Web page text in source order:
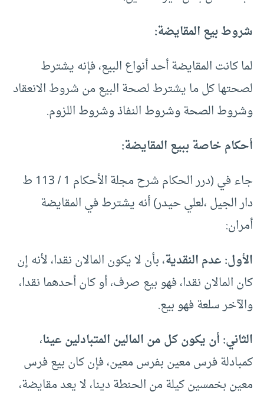
شروط بيع المقايضة:
لما كانت المقايضة أحد أنواع البيع، فإنه يشترط
لصحتها كل ما يشترط لصحة البيع من شروط الانعقاد
وشروط الصحة وشروط النفاذ وشروط اللزوم.
أحكام خاصة ببيع المقايضة:
جاء في (درر الحكام شرح مجلة الأحكام 1 / 113 ط
دار الجيل ،لعلي حيدر) أنه يشترط في المقايضة
أمران:
الأول: عدم النقدية، بأن لا يكون المالان نقدا، لأنه إن
كان المالان نقدا، فهو بيع صرف، أو كان أحدهما نقدا،
والآخر سلعة فهو بيع.
الثاني: أن يكون كل من المالين المتبادلين عينا،
كمبادلة فرس معين بفرس معين، فإن كان بيع فرس
معين بخمسين كيلة من الحنطة دينا، لا يعد مقايضة،